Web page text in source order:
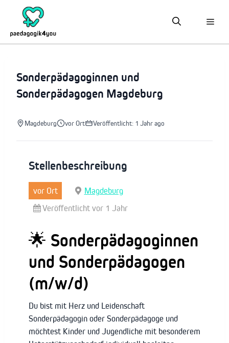
springen
Sonderpädagoginnen und
Sonderpädagogen Magdeburg
Magdeburg vor Ort Veröffentlicht: 1 Jahr ago
Stellenbeschreibung
vor Ort
Magdeburg
Veröffentlicht vor 1 Jahr
🌟 Sonderpädagoginnen
und Sonderpädagogen
(m/w/d)
Du bist mit Herz und Leidenschaft
Sonderpädagogin oder Sonderpädagoge und
möchtest Kinder und Jugendliche mit besonderem